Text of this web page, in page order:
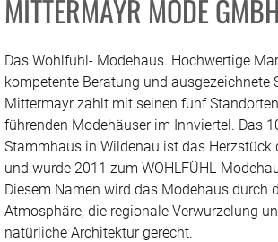
MITTERMAYR MODE GMBH
Das Wohlfühl- Modehaus. Hochwertige
kompetente Beratung und ausgezeichnete
Mittermayr zählt mit seinen fünf
führenden Modehäuser im Innviertel. Das
Stammhaus in Wildenau ist das Herzstück
und wurde 2011 zum WOHLFÜHL-
Diesem Namen wird das Modehaus durch
Atmosphäre, die regionale Verwurzelung
natürliche Architektur gerecht.